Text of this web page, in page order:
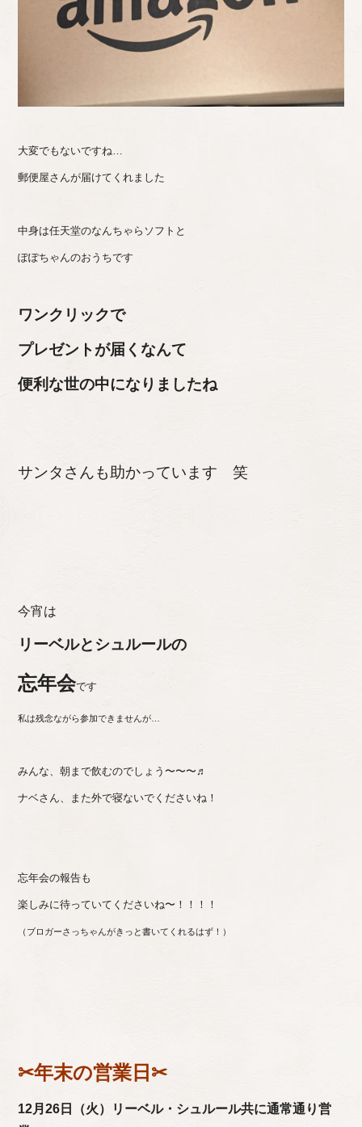
大変でもないですね…
郵便屋さんが届けてくれました
中身は任天堂のなんちゃらソフトと
ぽぽちゃんのおうちです
ワンクリックで
プレゼントが届くなんて
便利な世の中になりましたね
サンタさんも助かっています 笑
今宵は
リーベルとシュルールの
忘年会です
私は残念ながら参加できませんが…
みんな、朝まで飲むのでしょう〜〜〜♬
ナベさん、また外で寝ないでくださいね！
忘年会の報告も
楽しみに待っていてくださいね〜！！！！
（ブロガーさっちゃんがきっと書いてくれるはず！）
✂︎年末の営業日✂︎
12月26日（火）リーベル・シュルール共に通常通り営